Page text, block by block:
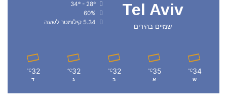
Tel Aviv
שמיים בהירים
34º - 28º
60%
5.34 קילומטר לשעה
34
℃
ש
35
℃
א
32
℃
ב
32
℃
ג
32
℃
ד